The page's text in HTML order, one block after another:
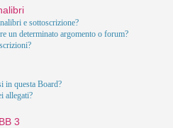
e sottoscrizione?
un determinato argomento o forum?
in questa Board?
allegati?
3